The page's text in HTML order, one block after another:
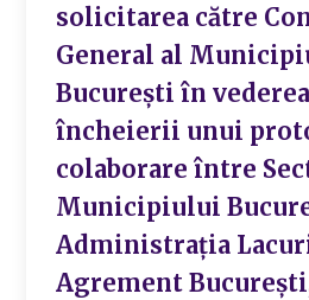
solicitarea către
General al
București în
încheierii unui
colaborare între
Municipiului
Administrația
Agrement